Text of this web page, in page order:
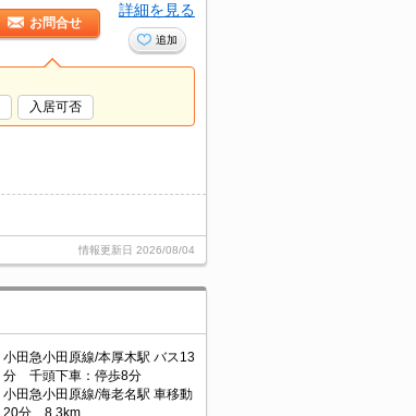
お問合せ
詳細を見る
追加
入居可否
情報更新日 2026/08/04
小田急小田原線/本厚木駅 バス13
分 千頭下車：停歩8分
小田急小田原線/海老名駅 車移動
20分 8.3km